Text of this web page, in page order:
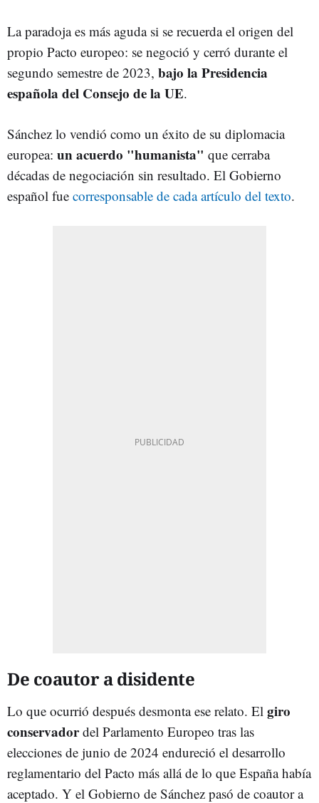
La paradoja es más aguda si se recuerda el origen del
propio Pacto europeo: se negoció y cerró durante el
segundo semestre de 2023, bajo la Presidencia
española del Consejo de la UE.
Sánchez lo vendió como un éxito de su diplomacia
europea: un acuerdo "humanista" que cerraba
décadas de negociación sin resultado. El Gobierno
español fue corresponsable de cada artículo del texto.
De coautor a disidente
Lo que ocurrió después desmonta ese relato. El giro
conservadordel Parlamento Europeo tras las
elecciones de junio de 2024 endureció el desarrollo
reglamentario del Pacto más allá de lo que España había
aceptado. Y el Gobierno de Sánchez pasó de coautor a